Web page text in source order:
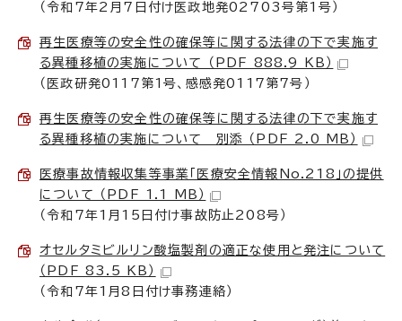
（令和7年2月7日付け医政地発02703号第1号）
再生医療等の安全性の確保等に関する法律の下で実施す
る異種移植の実施について （PDF 888.9 KB）
（医政研発0117第1号、感感発0117第7号）
再生医療等の安全性の確保等に関する法律の下で実施す
る異種移植の実施について 別添 （PDF 2.0 MB）
医療事故情報収集等事業「医療安全情報No.218」の提供
について （PDF 1.1 MB）
（令和7年1月15日付け事故防止208号）
オセルタミビルリン酸塩製剤の適正な使用と発注について
（PDF 83.5 KB）
（令和7年1月8日付け事務連絡）